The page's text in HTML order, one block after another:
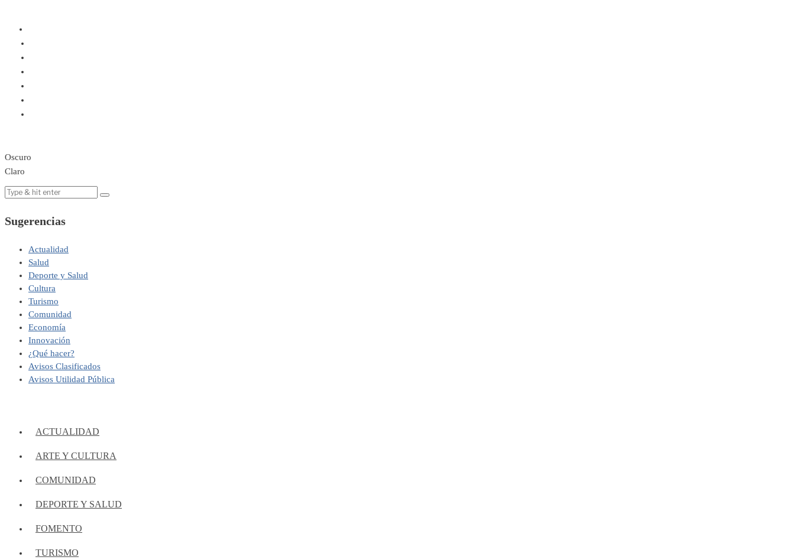
Oscuro
Claro
Sugerencias
Actualidad
Salud
Deporte y Salud
Cultura
Turismo
Comunidad
Economía
Innovación
¿Qué hacer?
Avisos Clasificados
Avisos Utilidad Pública
ACTUALIDAD
ARTE Y CULTURA
COMUNIDAD
DEPORTE Y SALUD
FOMENTO
TURISMO